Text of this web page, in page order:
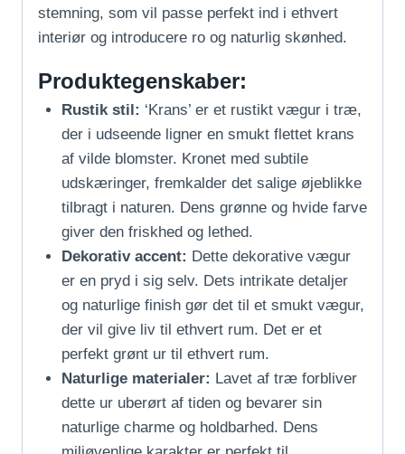
stemning, som vil passe perfekt ind i ethvert
interiør og introducere ro og naturlig skønhed.
Produktegenskaber:
Rustik stil: ‘Krans’ er et rustikt vægur i træ,
der i udseende ligner en smukt flettet krans
af vilde blomster. Kronet med subtile
udskæringer, fremkalder det salige øjeblikke
tilbragt i naturen. Dens grønne og hvide farve
giver den friskhed og lethed.
Dekorativ accent: Dette dekorative vægur
er en pryd i sig selv. Dets intrikate detaljer
og naturlige finish gør det til et smukt vægur,
der vil give liv til ethvert rum. Det er et
perfekt grønt ur til ethvert rum.
Naturlige materialer: Lavet af træ forbliver
dette ur uberørt af tiden og bevarer sin
naturlige charme og holdbarhed. Dens